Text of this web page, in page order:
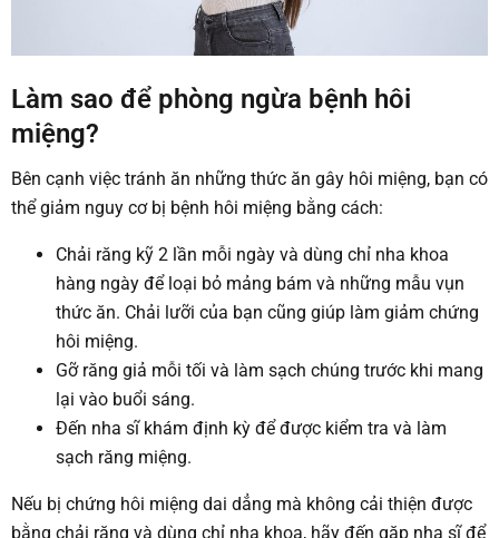
Làm sao để phòng ngừa bệnh hôi
miệng?
Bên cạnh việc tránh ăn những thức ăn gây hôi miệng, bạn có
thể giảm nguy cơ bị bệnh hôi miệng bằng cách:
Chải răng kỹ 2 lần mỗi ngày và dùng chỉ nha khoa
hàng ngày để loại bỏ mảng bám và những mẫu vụn
thức ăn. Chải lưỡi của bạn cũng giúp làm giảm chứng
hôi miệng.
Gỡ răng giả mỗi tối và làm sạch chúng trước khi mang
lại vào buổi sáng.
Đến nha sĩ khám định kỳ để được kiểm tra và làm
sạch răng miệng.
Nếu bị chứng hôi miệng dai dẳng mà không cải thiện được
bằng chải răng và dùng chỉ nha khoa, hãy đến gặp nha sĩ để